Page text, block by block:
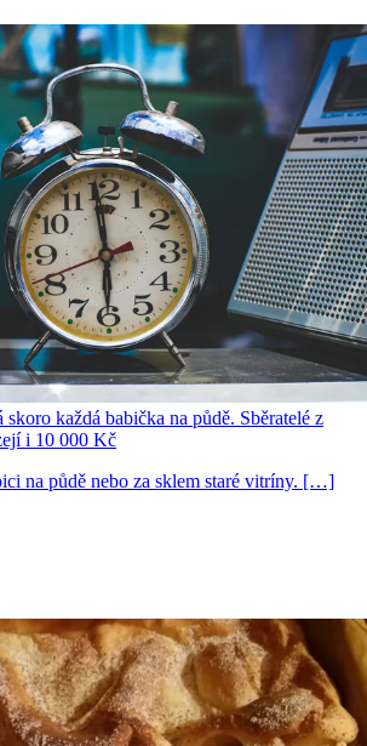
každá babička na půdě. Sběratelé z
i 10 000 Kč
na půdě nebo za sklem staré vitríny. […]